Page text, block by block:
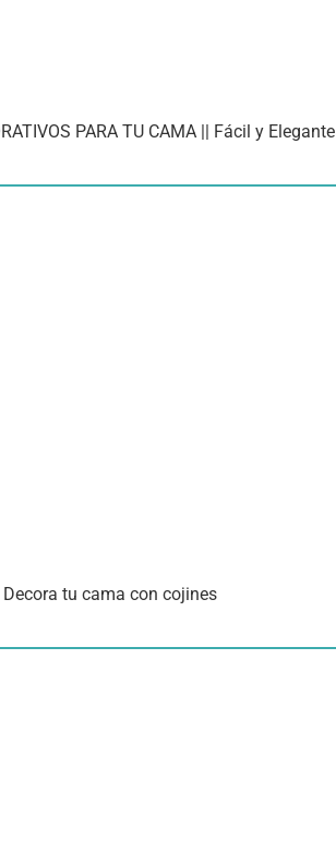
PARA TU CAMA || Fácil y Elegante
tu cama con cojines